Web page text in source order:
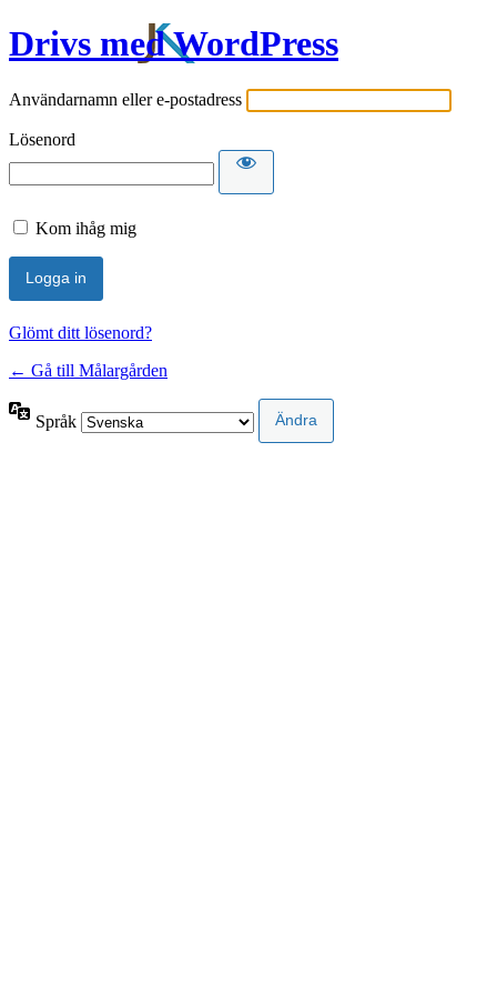
Drivs med WordPress
Användarnamn eller e-postadress
Lösenord
Kom ihåg mig
Glömt ditt lösenord?
← Gå till Målargården
Språk